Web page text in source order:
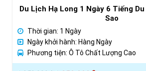
Du Lịch Hạ Long 1 Ngày 6 Tiếng
Sao
Thời gian: 1 Ngày
Ngày khởi hành: Hàng Ngày
Phương tiện: Ô Tô Chất Lượng Cao